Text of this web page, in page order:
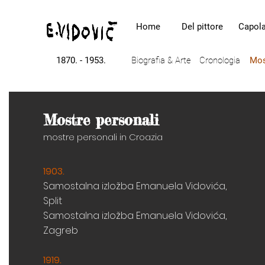
Home Del pittore
1870. - 1953. Biografia & Arte Cronologia
personali
in Croazia
Mostre personali
mostre personali in Croazia
1903.
Samostalna izložba Emanuela Vidovića,
Split
Samostalna izložba Emanuela Vidovića,
Zagreb
1919.